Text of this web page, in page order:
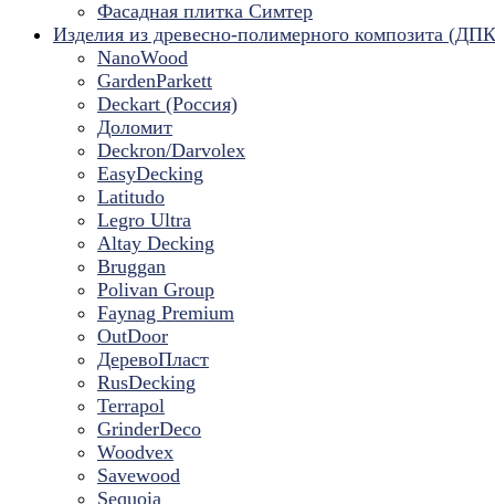
Фасадная плитка Симтер
Изделия из древесно-полимерного композита
NanoWood
GardenParkett
Deckart (Россия)
Доломит
Deckron/Darvolex
EasyDecking
Latitudo
Legro Ultra
Altay Decking
Bruggan
Polivan Group
Faynag Premium
OutDoor
ДеревоПласт
RusDecking
Terrapol
GrinderDeco
Woodvex
Savewood
Sequoia